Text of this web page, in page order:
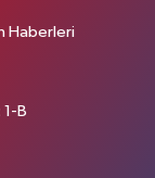
Haberleri
B